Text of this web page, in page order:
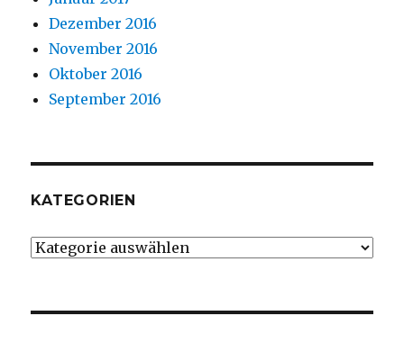
Dezember 2016
November 2016
Oktober 2016
September 2016
KATEGORIEN
Kategorien